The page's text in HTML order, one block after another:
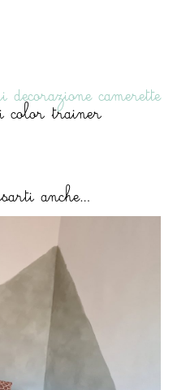
decorazione camerette
color trainer
anche…